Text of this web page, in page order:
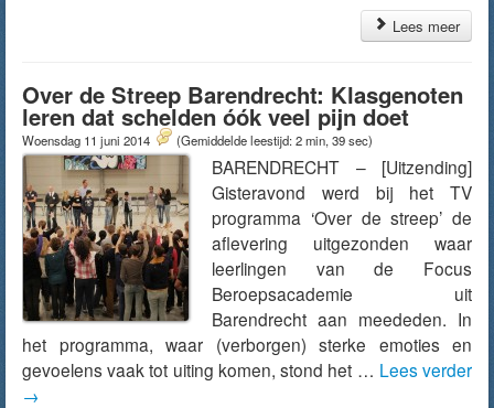
Lees meer
Over de Streep Barendrecht: Klasgenoten
leren dat schelden óók veel pijn doet
Woensdag 11 juni 2014 (Gemiddelde leestijd: 2 min, 39 sec)
BARENDRECHT – [Uitzending]
Gisteravond werd bij het TV
programma ‘Over de streep’ de
aflevering uitgezonden waar
leerlingen van de Focus
Beroepsacademie uit
Barendrecht aan meededen. In
het programma, waar (verborgen) sterke emoties en
gevoelens vaak tot uiting komen, stond het … Lees verder
→